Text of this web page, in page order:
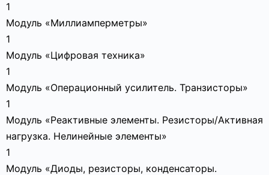
1
Модуль «Миллиамперметры»
1
Модуль «Цифровая техника»
1
Модуль «Операционный усилитель. Транзисторы»
1
Модуль «Реактивные элементы. Резисторы/Активная
нагрузка. Нелинейные элементы»
1
Модуль «Диоды, резисторы, конденсаторы.